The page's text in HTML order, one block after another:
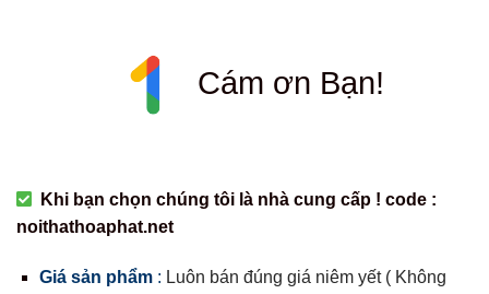
Cám ơn Bạn!
Khi bạn chọn chúng tôi là nhà cung cấp ! code :
noithathoaphat.net
Giá sản phẩm: Luôn bán đúng giá niêm yết ( Không